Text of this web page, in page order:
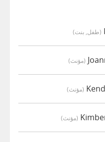
(طفل, بنت)
(مؤنث)
(مؤنث)
(مؤنث)